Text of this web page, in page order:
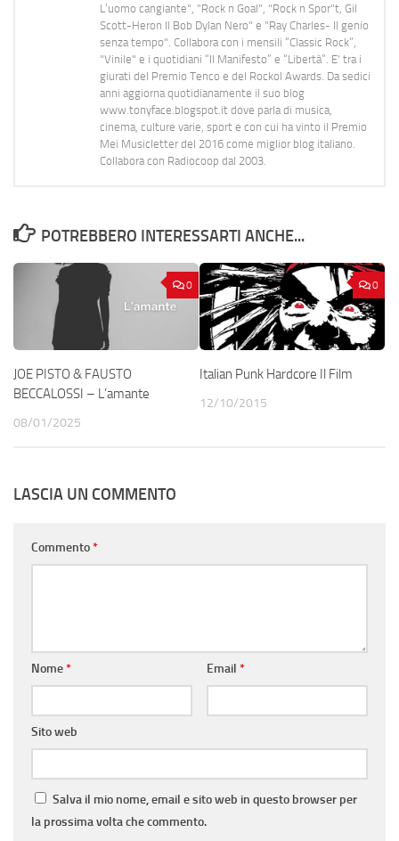
L’uomo cangiante", "Rock n Goal", "Rock n Spor"t, Gil
Scott-Heron Il Bob Dylan Nero" e "Ray Charles- Il genio
senza tempo". Collabora con i mensili “Classic Rock”,
"Vinile" e i quotidiani “Il Manifesto” e “Libertà”. E' tra i
giurati del Premio Tenco e del Rockol Awards. Da sedici
anni aggiorna quotidianamente il suo blog
www.tonyface.blogspot.it dove parla di musica,
cinema, culture varie, sport e con cui ha vinto il Premio
Mei Musicletter del 2016 come miglior blog italiano.
Collabora con Radiocoop dal 2003.
POTREBBERO INTERESSARTI ANCHE...
0
JOE PISTO & FAUSTO
BECCALOSSI – L’amante
08/01/2025
0
Italian Punk Hardcore Il Film
12/10/2015
LASCIA UN COMMENTO
Commento*
Nome* Email *
Sito web
Salva il mio nome, email e sito web in questo browser per
la prossima volta che commento.